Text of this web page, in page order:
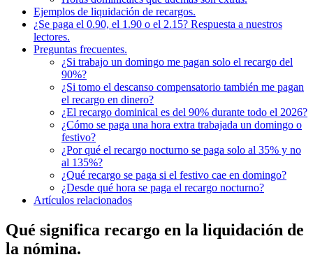
Ejemplos de liquidación de recargos.
¿Se paga el 0.90, el 1.90 o el 2.15? Respuesta a nuestros
lectores.
Preguntas frecuentes.
¿Si trabajo un domingo me pagan solo el recargo del
90%?
¿Si tomo el descanso compensatorio también me pagan
el recargo en dinero?
¿El recargo dominical es del 90% durante todo el 2026?
¿Cómo se paga una hora extra trabajada un domingo o
festivo?
¿Por qué el recargo nocturno se paga solo al 35% y no
al 135%?
¿Qué recargo se paga si el festivo cae en domingo?
¿Desde qué hora se paga el recargo nocturno?
Artículos relacionados
Qué significa recargo en la liquidación de
la nómina.